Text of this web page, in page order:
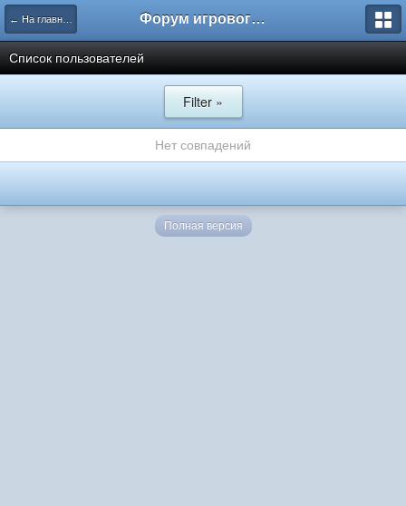
← На главную Форум игрового проекта Riverrise
Список пользователей
Filter »
Нет совпадений
Полная версия